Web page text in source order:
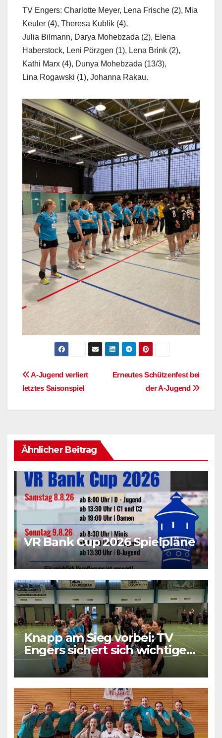
TV Engers: Charlotte Meyer, Lena Frische (2), Mia
Keuler (4), Theresa Kublik (4),
Julia Bilmann, Darya Mohebzada (2), Elena
Haberstock, Leni Pörzgen (1), Lena Brink (2),
Kathi Marx (4), Dunya Mohebzada (13/3),
Lina Rogawski (1), Johanna Rakau.
Beitragsnavigation
Erneutes Schützenfest bei
der A-Jugend
A-Jugend verliert
letztes Saisonspiel
Ähnlicher Beitrag
VR Bank Cup 2026 Spielpläne
Knapp am Sieg vorbei: TV
Engers sichert sich wichtigen
Punkt